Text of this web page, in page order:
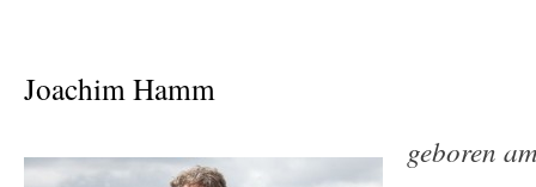
Joachim Hamm
geboren